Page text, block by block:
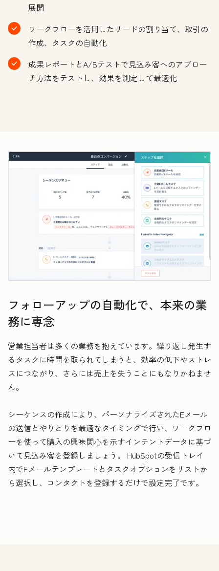
展開
ワークフローを活用したリードの割り当て、取引の
作成、タスクの自動化
成果レポートとA/Bテストで見込み客へのアプロー
チ方法をテストし、効果を測定して最適化
フォローアップの自動化で、本来の業
務に専念
営業担当者は多くの業務を抱えています。繰り返し発生す
るタスクに時間を取られてしまうと、効率の低下やストレ
スにつながり、さらには売上を失うことにもなりかねませ
ん。
シーケンスの作成により、パーソナライズされたEメール
の送信とやりとりを最適なタイミングで行い、ワークフロ
ーを使って購入の興味関心を示すインテントデータに基づ
いて見込み客を登録しましょう。 HubSpotの受信トレイ
内でEメールテンプレートとタスクオプションをリストか
ら選択し、コンタクトを登録するだけで設定完了です。